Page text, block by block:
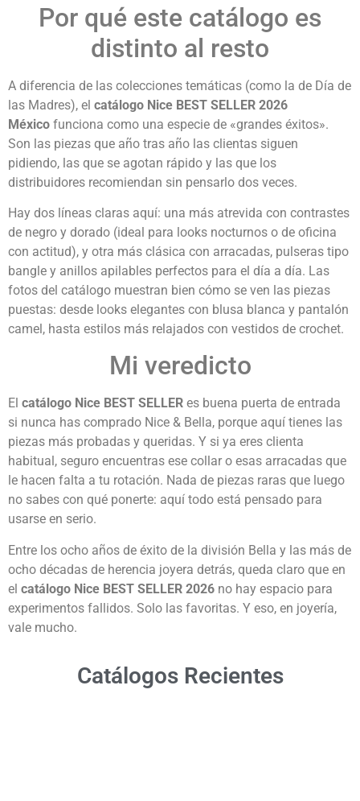
Por qué este catálogo es
distinto al resto
A diferencia de las colecciones temáticas (como la de Día de
las Madres), el catálogo Nice BEST SELLER 2026
México funciona como una especie de «grandes éxitos».
Son las piezas que año tras año las clientas siguen
pidiendo, las que se agotan rápido y las que los
distribuidores recomiendan sin pensarlo dos veces.
Hay dos líneas claras aquí: una más atrevida con contrastes
de negro y dorado (ideal para looks nocturnos o de oficina
con actitud), y otra más clásica con arracadas, pulseras tipo
bangle y anillos apilables perfectos para el día a día. Las
fotos del catálogo muestran bien cómo se ven las piezas
puestas: desde looks elegantes con blusa blanca y pantalón
camel, hasta estilos más relajados con vestidos de crochet.
Mi veredicto
El catálogo Nice BEST SELLER es buena puerta de entrada
si nunca has comprado Nice & Bella, porque aquí tienes las
piezas más probadas y queridas. Y si ya eres clienta
habitual, seguro encuentras ese collar o esas arracadas que
le hacen falta a tu rotación. Nada de piezas raras que luego
no sabes con qué ponerte: aquí todo está pensado para
usarse en serio.
Entre los ocho años de éxito de la división Bella y las más de
ocho décadas de herencia joyera detrás, queda claro que en
el catálogo Nice BEST SELLER 2026 no hay espacio para
experimentos fallidos. Solo las favoritas. Y eso, en joyería,
vale mucho.
Catálogos Recientes